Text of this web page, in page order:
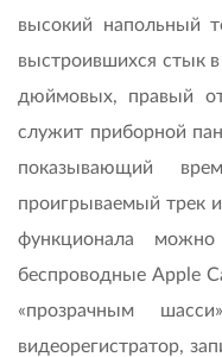
высокий напольный
выстроившихся стык
дюймовых, правый
служит приборной
показывающий
проигрываемый трек
функционала
беспроводные Apple
«прозрачным
видеорегистратор,